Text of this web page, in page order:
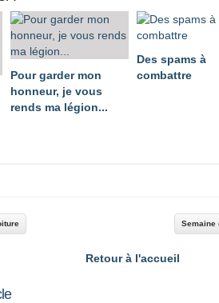
Pour garder mon
honneur, je vous
rends ma légion...
Des spams à
combattre
Semaine
Retour à l'accueil